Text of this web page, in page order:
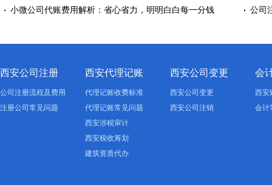
小微公司代账费用解析：省心省力，明明白白每一分钱 公司
西安公司注册
公司注册流程及费用
注册公司常见问题
西安代理记账
代理记账收费标准
代理记账常见问题
西安涉税审计
西安税收筹划
建筑资质代办
西安公司变更
西安公司变更
西安公司注销
会
西安
会计